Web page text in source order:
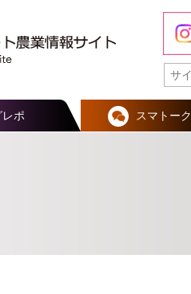
レポ スマトーク